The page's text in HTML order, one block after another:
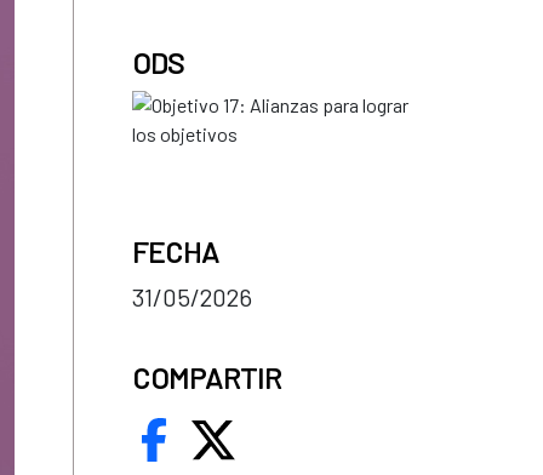
ODS
FECHA
31/05/2026
COMPARTIR